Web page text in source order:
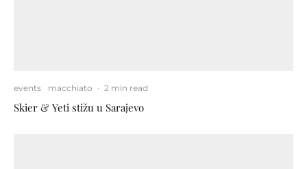
events macchiato · 2 min read
Skier & Yeti stižu u Sarajevo